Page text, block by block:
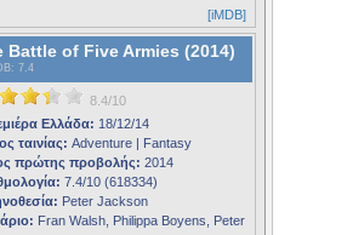
[iMDB]
of Five Armies (2014)
: 7.4
8.4/10
Ελλάδα: 18/12/14
ταινίας: Adventure | Fantasy
πρώτης προβολής: 2014
7.4/10 (618334)
Peter Jackson
Fran Walsh, Philippa Boyens, Peter